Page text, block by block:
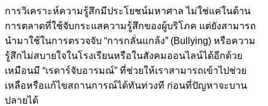
การวิเคราะห์ความรู้สึกมีประโยชน์มหาศาล ไม่ใช่แค่ในด้าน
การตลาดที่ใช้จับกระแสความรู้สึกของผู้บริโภค แต่ยังสามารถ
นำมาใช้ในการตรวจจับ “การกลั่นแกล้ง” (Bullying) หรือความ
รู้สึกไม่สบายใจในโรงเรียนหรือในสังคมออนไลน์ได้อีกด้วย
เหมือนมี “เรดาร์จับอารมณ์” ที่ช่วยให้เราสามารถเข้าไปช่วย
เหลือหรือแก้ไขสถานการณ์ได้ทันท่วงที ก่อนที่ปัญหาจะบาน
ปลายได้